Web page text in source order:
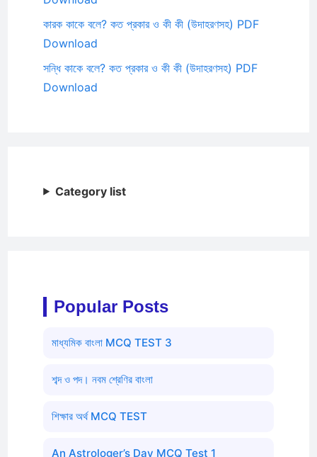
কারক কাকে বলে? কত প্রকার ও কী কী (উদাহরণসহ) PDF
Download
সন্ধি কাকে বলে? কত প্রকার ও কী কী (উদাহরণসহ) PDF
Download
Category list
Popular Posts
মাধ্যমিক বাংলা MCQ TEST 3
শব্দ ও পদ। নবম শ্রেণির বাংলা
শিক্ষার অর্থ MCQ TEST
An Astrologer’s Day MCQ Test 1